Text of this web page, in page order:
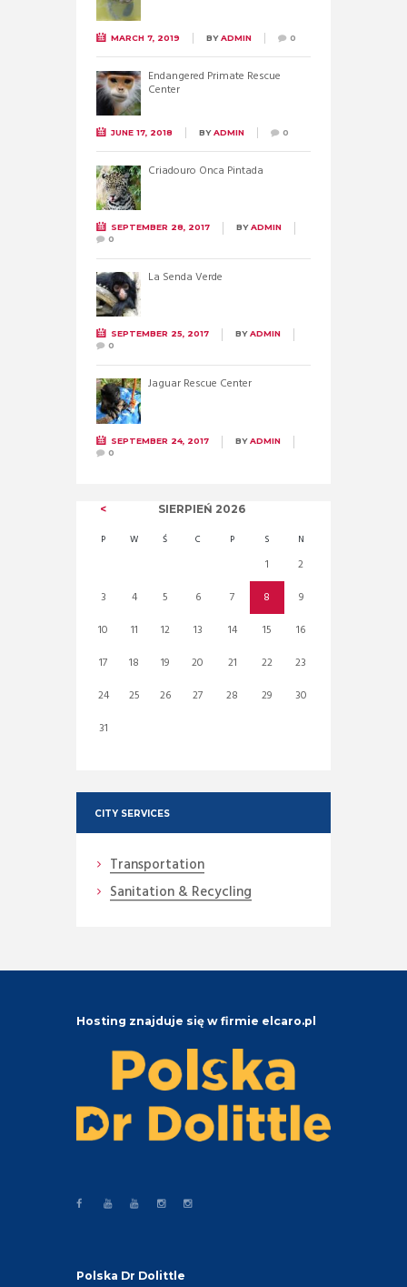
MARCH 7, 2019 BYADMIN 0
Endangered Primate Rescue
Center
JUNE 17, 2018 BYADMIN 0
Criadouro Onca Pintada
SEPTEMBER 28, 2017 BYADMIN
0
La Senda Verde
SEPTEMBER 25, 2017 BYADMIN
0
Jaguar Rescue Center
SEPTEMBER 24, 2017 BYADMIN
0
SIERPIEŃ 2026
P W Ś C P S N
1
2
3
4 5 6 7 8
9
10
11 12 13 14 15
16
17
18 19 20 21 22
23
24
25 26 27 28 29
30
31
CITY SERVICES
Transportation
Sanitation & Recycling
Hosting znajduje się w firmie elcaro.pl
Polska Dr Dolittle